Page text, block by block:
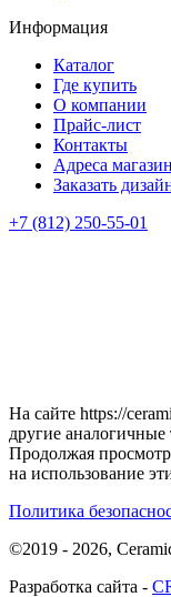
Информация
Каталог
Где купить
О компании
Прайс-лист
Контакты
Адреса
Заказать
+7 (812) 250-55-01
На сайте https://
другие аналогичные
Продолжая просмотр
на использование
Политика
©2019 - 2026,
Разработка сайта -